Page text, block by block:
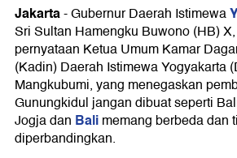
Jakarta-Gubernur Daerah Istimewa
Sri Sultan Hamengku Buwono (HB)
pernyataan Ketua Umum Kamar
(Kadin) Daerah Istimewa Yogyakarta
Mangkubumi, yang menegaskan
Gunungkidul jangan dibuat seperti
Jogja dan Balimemang berbeda dan
diperbandingkan.